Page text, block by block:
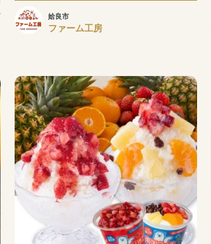
姶良市
ファーム工房